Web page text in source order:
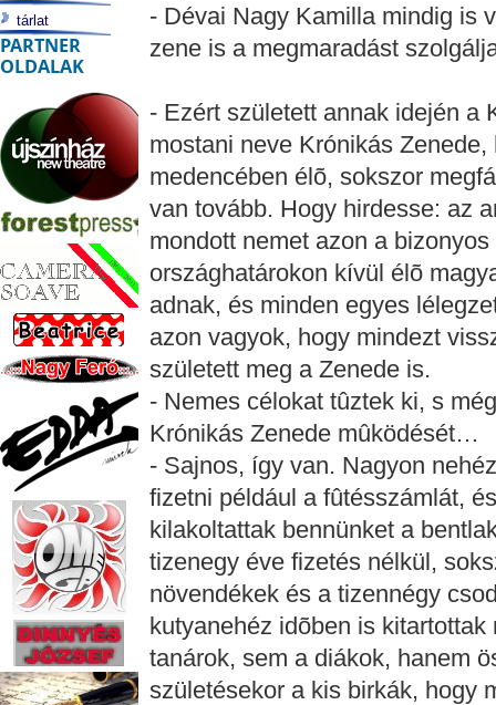
- Dévai Nagy Kamilla mindig is
zene is a megmaradást
- Ezért született annak idején a
mostani neve Krónikás
medencében élõ, sokszor
van tovább. Hogy hirdesse: az
mondott nemet azon a
országhatárokon kívül élõ
adnak, és minden egyes
azon vagyok, hogy mindezt
született meg a Zenede is.
- Nemes célokat tûztek ki, s
Krónikás Zenede mûködését…
- Sajnos, így van. Nagyon
fizetni például a fûtésszámlát,
kilakoltattak bennünket a
tizenegy éve fizetés nélkül,
növendékek és a tizennégy
kutyanehéz idõben is
tanárok, sem a diákok, hanem
születésekor a kis birkák, hogy
tárlat
PARTNER
OLDALAK